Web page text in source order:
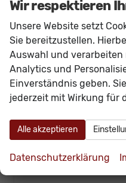
SEAT Ibiza
Fahrzeugnr. 60516
Kraftstoff Benzin
Wir respektieren
Unsere Website setzt
Sie bereitzustellen.
Auswahl und
Analytics und
Einverständnis geben.
jederzeit mit Wirkung für
Alle akzeptieren
Datenschutzerklärung